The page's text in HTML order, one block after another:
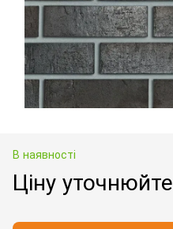
В наявності
Ціну уточнюйте